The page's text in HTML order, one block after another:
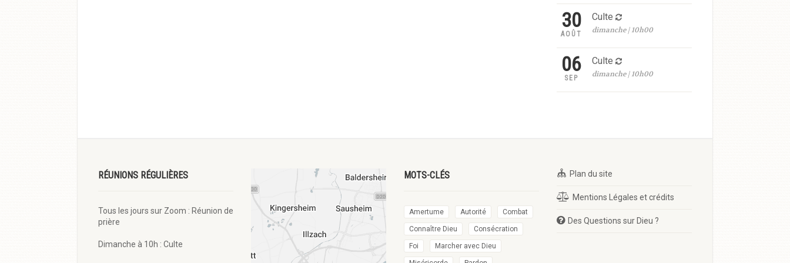
30
AOÛT
Culte
dimanche | 10h00
06
SEP
Culte
dimanche | 10h00
RÉUNIONS RÉGULIÈRES
Tous les jours sur Zoom : Réunion de
prière
Dimanche à 10h : Culte
MOTS-CLÉS
Amertume Autorité Combat
Connaître Dieu Consécration
Foi Marcher avec Dieu
Plan du site
Mentions Légales et crédits
Des Questions sur Dieu ?